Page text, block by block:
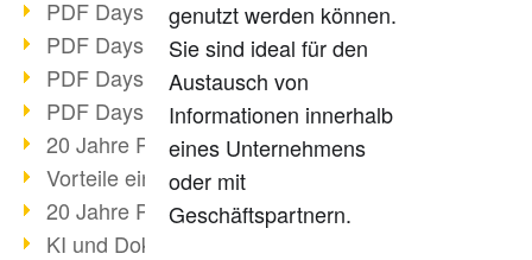
PDF Days 2022 Themenblock 3
PDF Days 2022 Themenblock 2
PDF Days 2022 Themenblock 1
PDF Days Europe 2022
20 Jahre PDF/X (Teil 3)
Vorteile einer PDF-Businesslösung
20 Jahre PDF/X (Teil 2)
KI und Dokumenten-Management
genutzt werden können.
Sie sind ideal für den
Austausch von
Informationen innerhalb
eines Unternehmens
oder mit
Geschäftspartnern.